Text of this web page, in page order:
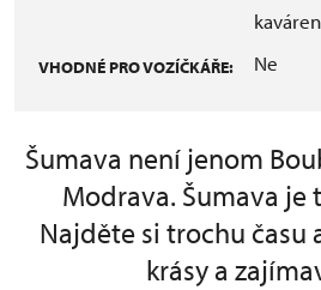
VHODNÉ PRO VOZÍČKÁŘE: Ne
Šumava není jenom
Modrava. Šumava je
Najděte si trochu času
krásy a